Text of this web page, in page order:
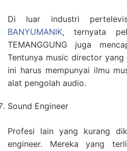
Di luar industri
BANYUMANIK, ternyata
TEMANGGUNG juga
Tentunya music director
ini harus mempunyai ilmu
alat pengolah audio.
Sound Engineer
Profesi lain yang kurang
engineer. Mereka yang